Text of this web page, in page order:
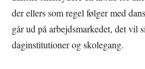
der ellers som regel følger med
går ud på arbejdsmarkedet, det vil
daginstitutioner og skolegang.